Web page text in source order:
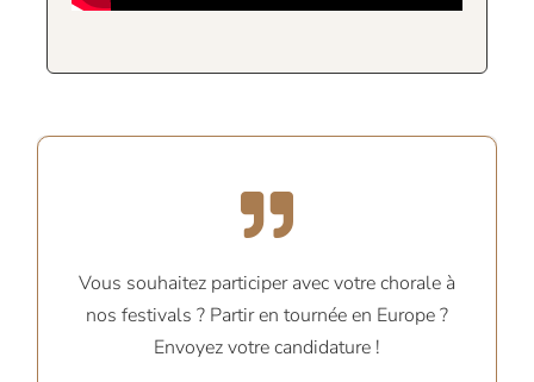
Vous souhaitez participer avec votre chorale à
nos festivals ? Partir en tournée en Europe ?
Envoyez votre candidature !